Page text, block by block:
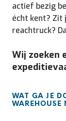
actief bezig
écht kent? Zit
reachtruck?
Wij zoeken
WAT GA JE
WAREHOUSE